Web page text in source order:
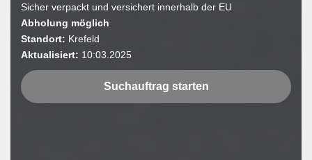
Sicher verpackt und versichert innerhalb der EU
Abholung möglich
Standort: Krefeld
Aktualisiert: 10:03.2025
Suchauftrag starten